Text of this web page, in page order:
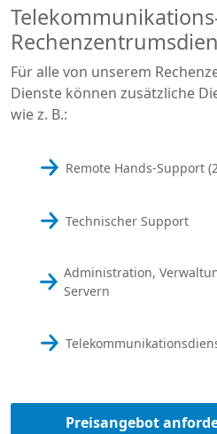
Für alle von unserem
Dienste können zusätzliche
wie z. B.:
Remote Hands-Support
Technischer Support
Administration,
Servern
Preisangebot